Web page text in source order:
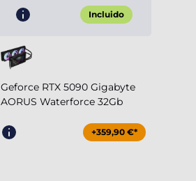
Incluido
Geforce RTX 5090 Gigabyte
AORUS Waterforce 32Gb
+359,90 €*